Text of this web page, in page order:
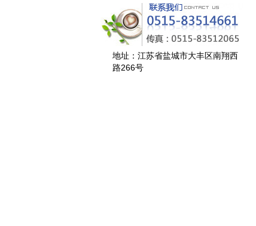
地址：江苏省盐城市大丰区南翔西
路266号